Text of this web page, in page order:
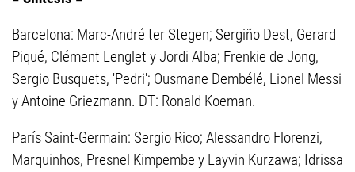
Barcelona: Marc-André ter Stegen; Sergiño Dest, Gerard
Piqué, Clément Lenglet y Jordi Alba; Frenkie de Jong,
Sergio Busquets, 'Pedri'; Ousmane Dembélé, Lionel Messi
y Antoine Griezmann. DT: Ronald Koeman.
París Saint-Germain: Sergio Rico; Alessandro Florenzi,
Marquinhos, Presnel Kimpembe y Layvin Kurzawa; Idrissa